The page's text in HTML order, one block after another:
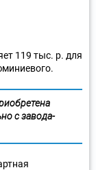
119 тыс. р. для
с завода-